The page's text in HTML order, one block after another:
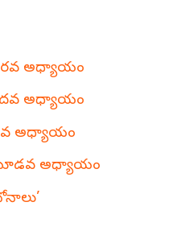
అధ్యాయం
అధ్యాయం
వ అధ్యాయం
అధ్యాయం